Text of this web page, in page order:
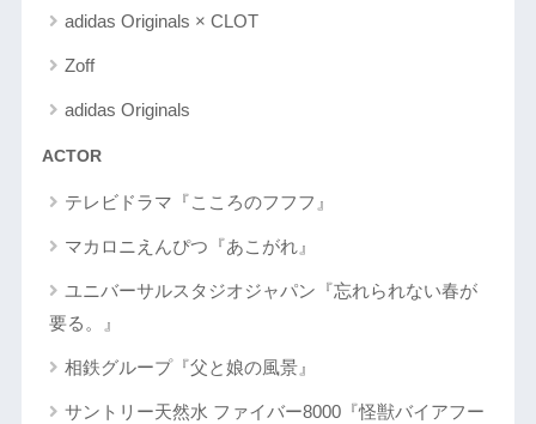
adidas Originals × CLOT
Zoff
adidas Originals
ACTOR
テレビドラマ『こころのフフフ』
マカロニえんぴつ『あこがれ』
ユニバーサルスタジオジャパン『忘れられない春が
要る。』
相鉄グループ『父と娘の風景』
サントリー天然水 ファイバー8000『怪獣バイアフー